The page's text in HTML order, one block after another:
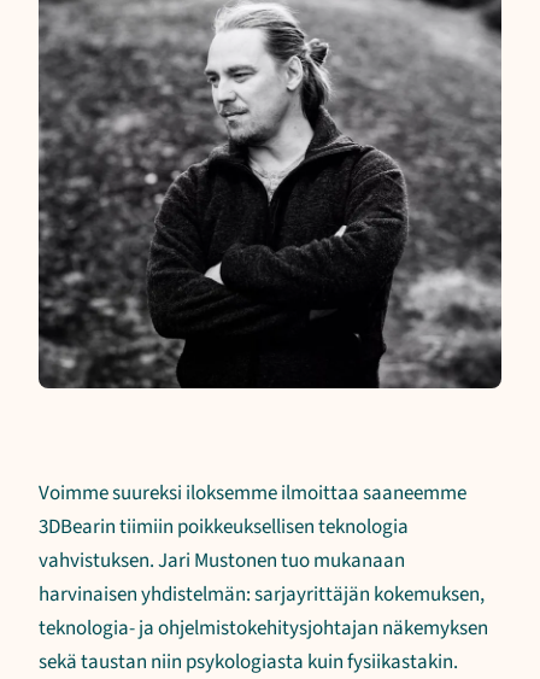
Voimme suureksi iloksemme ilmoittaa saaneemme
3DBearin tiimiin poikkeuksellisen teknologia
vahvistuksen. Jari Mustonen tuo mukanaan
harvinaisen yhdistelmän: sarjayrittäjän kokemuksen,
teknologia- ja ohjelmistokehitysjohtajan näkemyksen
sekä taustan niin psykologiasta kuin fysiikastakin.